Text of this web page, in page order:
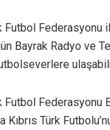
Futbol
Bayrak Radyo ve
Futbol
Kıbrıs Türk